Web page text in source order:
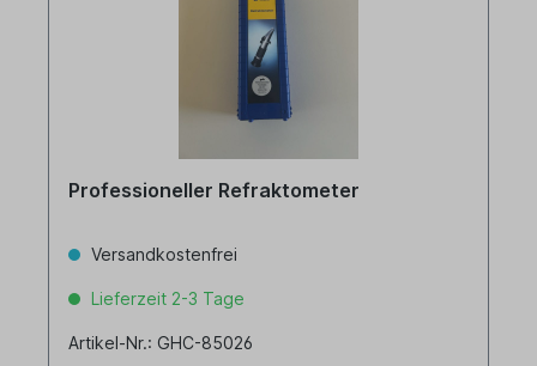
Professioneller Refraktometer
Versandkostenfrei
Lieferzeit 2-3 Tage
Artikel-Nr.: GHC-85026